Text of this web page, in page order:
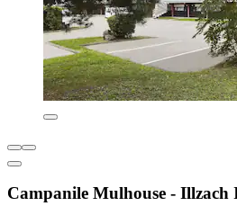
Campanile Mulhouse - Illzach